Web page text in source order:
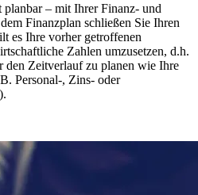
– mit Ihrer Finanz- und
Finanzplan schließen Sie Ihren
es Ihre vorher getroffenen
Zahlen umzusetzen, d.h.
den Zeitverlauf zu planen wie Ihre
Personal-, Zins- oder